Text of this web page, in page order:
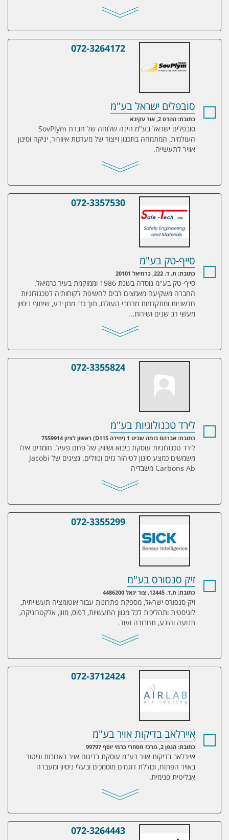
סובפלים ישראל בע"מ
072-3264172
סובפלים ישראל בע"מ
כתובת: ההדס 2, אור עקיבא
סובפלים ישראל בע"מ הינה שלוחה של חברת SovPlym
העולמית, המתמחה בתכנון וייצור של מערכות איוורור, יניקה וסינון
אוויר לתעשייה.
סייף-טק בע"מ
072-3357530
סייף-טק בע"מ
כתובת: ת. ד. 222, כרמיאל 20101
סייף-טק בע"מ נוסדה בשנת 1986 וממוקמת בעיר כרמיאל.
החברה משקיעה מאמצים רבים לחשיפת לקוחותיה לטכנולוגיות
חדשניות ומתקדמות מרחבי העולם, תוך כדי מתן ידע, שיתוף ניסיון
מעשי רב שנים ושירות...
לירד טכנולוגיות בע"מ
072-3355824
לירד טכנולוגיות בע"מ
כתובת: אברהם בומה שביט 1 (יחידה D115) ראשון לציון 7559914
לירד טכנולוגיות עוסקת ביבוא ושיווק של פחם פעיל. חומרים אילו
משמשים כמצע סינון לטיהור גזים ונוזלים. נציגים של Jacobi
Carbons Ab משבדיה
זיק סנסורס בע"מ
072-3355299
זיק סנסורס בע"מ
כתובת: ת.ד. 12445, צור יגאל 4486200
זיק סנסורס ישראל, מספקת פתרונות עבור אוטומציה תעשייתית,
לוגיסטית ותהליכית לכל מגוון התעשיות, דפוס, מזון, אלקטרוניקה,
תנועה והינע, תחבורה ועוד.
איירלאב בדיקות אויר בע"מ
072-3712424
איירלאב בדיקות אויר בע"מ
כתובת: הגפן 2, מרכז מסחרי כרמי יוסף 99797
איירלאב בדיקות אויר בע"מ עוסקת בדיגום אויר בארובות וניטור
באויר הפתוח, וכוללת דוגמים מוסמכים ובעלי ניסיון ומעבדה
אנליטית פנימית.
איל אוורור תעשייתי בע"מ
072-3264443